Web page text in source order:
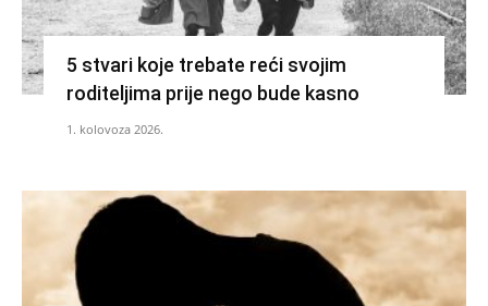
5 stvari koje trebate reći svojim
roditeljima prije nego bude kasno
1. kolovoza 2026.